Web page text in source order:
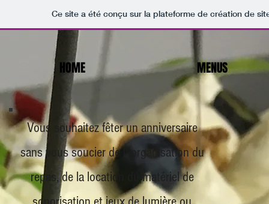
Ce site a été conçu sur la plateforme de création de
HOME MENUS
Vous souhaitez fêter un anniversaire
sans vous soucier de l' organisation du
repas, de la location du matériel de